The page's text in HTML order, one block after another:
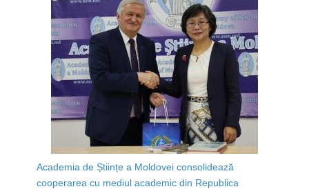
Academia de Științe a Moldovei consolidează
cooperarea cu mediul academic din Republica